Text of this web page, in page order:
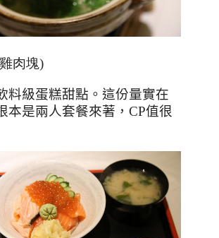
肉塊)
料級蛋糕甜點。這份量實在
本是兩人套餐來著， CP值很